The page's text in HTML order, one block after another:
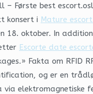
– Første best
konsert i Mature
18. oktober. In
Escorte date
Fakta om RFID
og er en
elektromagnetiske